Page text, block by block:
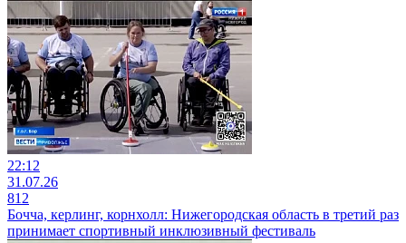
22:12
31.07.26
812
Бочча, керлинг, корнхолл: Нижегородская область в третий раз
принимает спортивный инклюзивный фестиваль